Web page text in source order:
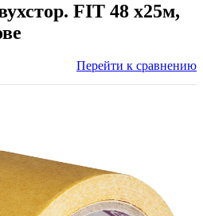
FIT 48 х25м,
Перейти к сравнению